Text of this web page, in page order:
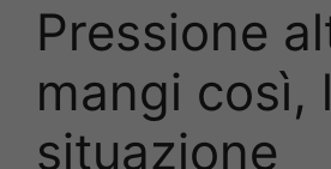
Pressione
mangi così,
situazione